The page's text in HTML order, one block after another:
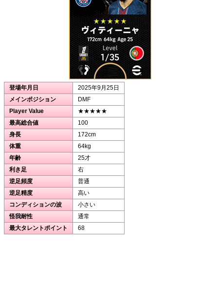
登場年月日
2025年9月25日
メインポジション
DMF
Player Value
★★★★★
最高総合値
100
身長
172cm
体重
64kg
年齢
25才
利き足
右
逆足頻度
普通
逆足精度
高い
コンディションの波
小さい
怪我耐性
通常
最大タレントポイント
68